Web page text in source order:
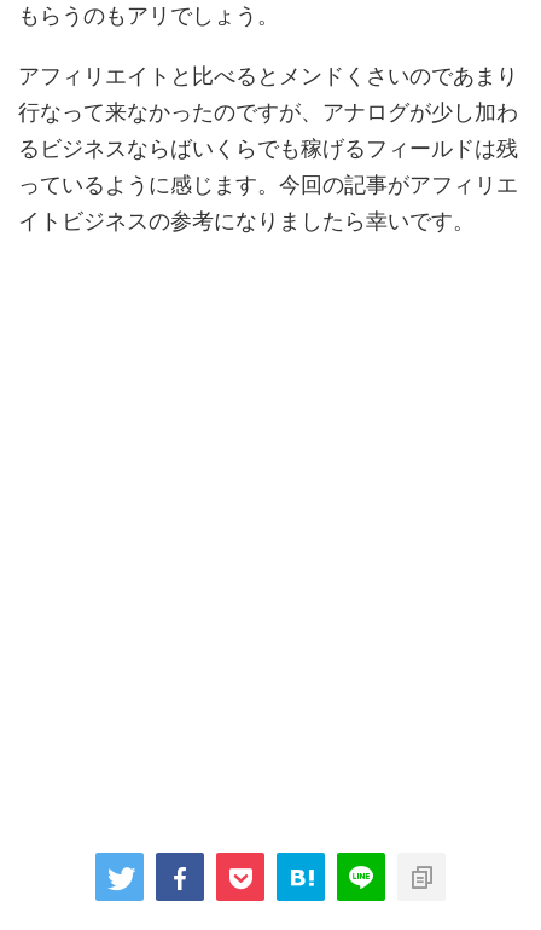
もらうのもアリでしょう。
アフィリエイトと比べるとメンドくさいのであまり
行なって来なかったのですが、アナログが少し加わ
るビジネスならばいくらでも稼げるフィールドは残
っているように感じます。今回の記事がアフィリエ
イトビジネスの参考になりましたら幸いです。